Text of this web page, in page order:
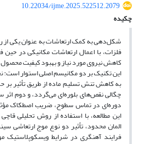
10.22034/ijme.2025.522512.2079
چکیده
شکل‌دهی به کمک ارتعاشات به عنوان یکی
فلزات، با اعمال ارتعاشات مکانیکی در
کاهش نیروی مورد نیاز و بهبود کیفیت
این تکنیک بر دو مکانیسم اصلی استوار
به کاهش تنش تسلیم ماده از طریق تأثیر بر
چگالی نقص‌های بلوره‌ای می‌گردد، و دوم
دوره‌ای در تماس سطوح، ضریب اصطکاک
این مطالعه، با استفاده از روش تحلیلی
المان محدود، تأثیر دو نوع موج ارتعاشی
فرایند آهنگری در شرایط ویسکوپلاستیک